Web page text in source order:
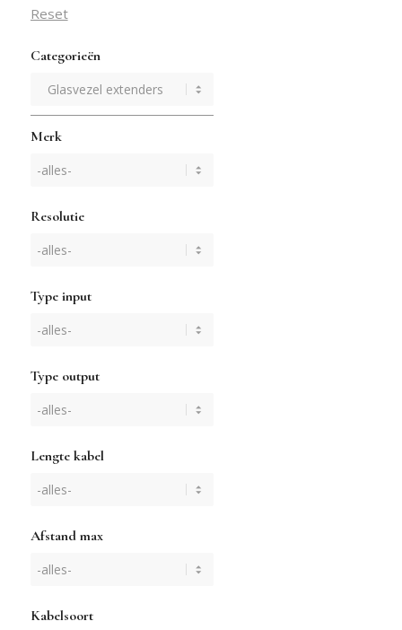
Reset
Categorieën
Merk
Resolutie
Type input
Type output
Lengte kabel
Afstand max
Kabelsoort